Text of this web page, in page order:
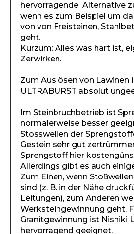
hervorragende Alternative
wenn es zum Beispiel um
von von Freisteinen,
geht.
Kurzum: Alles was hart ist,
Zerwirken.
Zum Auslösen von Lawinen
ULTRABURST absolut
Im Steinbruchbetrieb ist
normalerweise besser
Stosswellen der
Gestein sehr gut
Sprengstoff hier
Allerdings gibt es auch
Zum Einen, wenn
sind (z. B. in der Nähe
Leitungen), zum Anderen
Werksteingewinnung geht.
Granitgewinnung ist Nishiki
hervorragend geeignet.